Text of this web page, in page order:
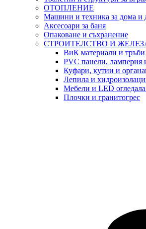
ОТОПЛЕНИЕ
Машини и техника за дома и
Аксесоари за баня
Опаковане и съхранение
СТРОИТЕЛСТВО И
ВиК материали и тръби
PVC панели, ламперия
Куфари, кутии и
Лепила и
Мебели и LED огледала
Плочки и гранитогрес